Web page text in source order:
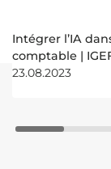
Intégrer l’IA
comptable |
23.08.2023